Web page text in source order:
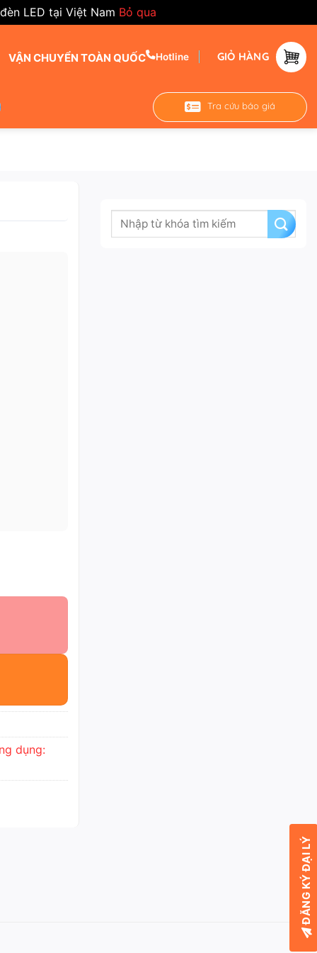
LED tại Việt Nam Bỏ qua
VẬN CHUYỂN TOÀN QUỐC Hotline GIỎ HÀNG
Tra cứu báo giá
dụng:
ĐĂNG KÝ ĐẠI LÝ